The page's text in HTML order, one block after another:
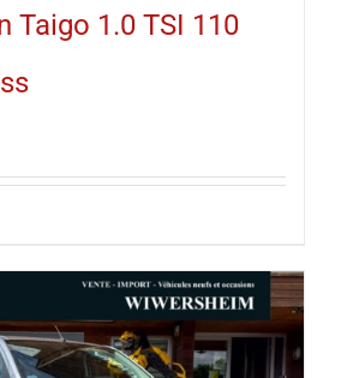
Taigo 1.0 TSI 110